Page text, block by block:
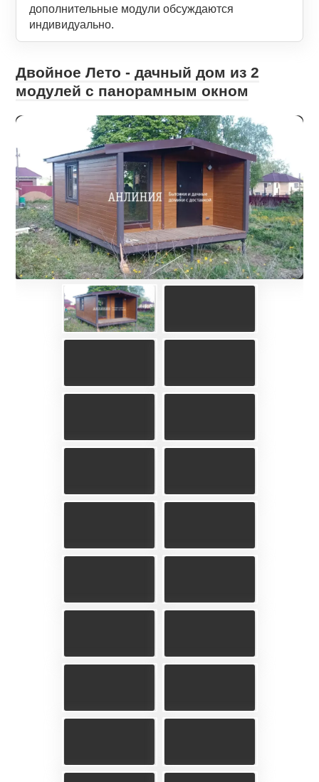
дополнительные модули обсуждаются
индивидуально.
Двойное Лето - дачный дом из 2
модулей с панорамным окном